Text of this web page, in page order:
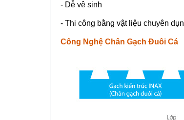
- Dễ vệ sinh
- Thi công bằng vật liệu chuyên
Công Nghệ Chân Gạch Đuôi Cá